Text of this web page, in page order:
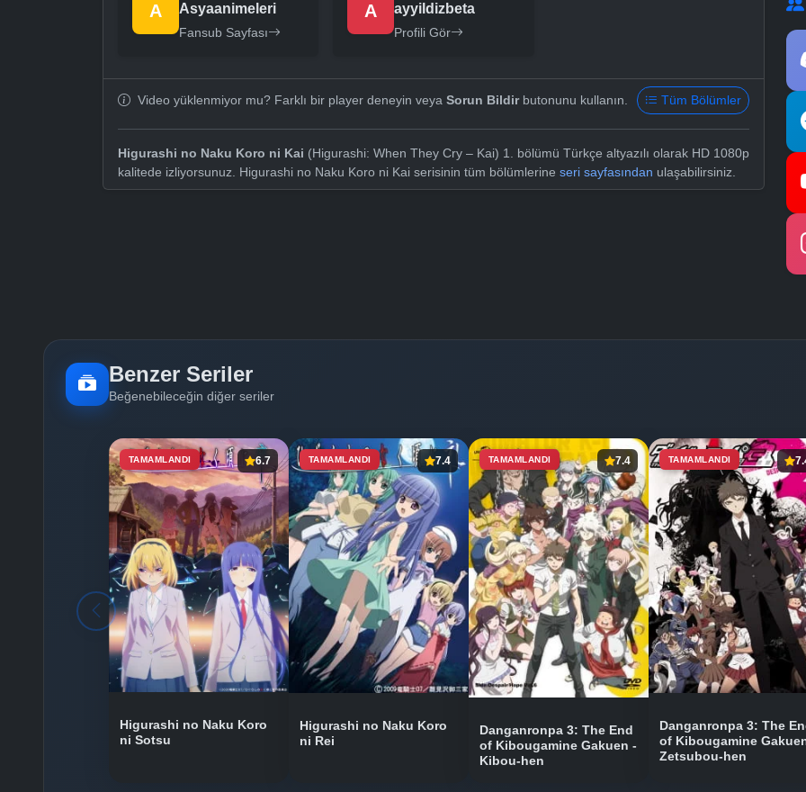
A Asyaanimeleri
Fansub Sayfası
A ayyildizbeta
Profili Gör
Video yüklenmiyor mu? Farklı bir player deneyin veya Sorun Bildirbutonunu kullanın. Tüm Bölümler
Higurashi no Naku Koro ni Kai (Higurashi: When They Cry – Kai) 1. bölümü Türkçe altyazılı olarak HD 1080p
kalitede izliyorsunuz. Higurashi no Naku Koro ni Kai serisinin tüm bölümlerine seri sayfasından ulaşabilirsiniz.
Benzer Seriler
Beğenebileceğin diğer seriler
TAMAMLANDI 6.7
Higurashi no Naku Koro
ni Sotsu
TAMAMLANDI 7.4
Higurashi no Naku Koro
ni Rei
TAMAMLANDI 7.4
Danganronpa 3: The End
of Kibougamine Gakuen -
Kibou-hen
TAMAMLANDI
Danganronpa 3: The
of Kibougamine
Zetsubou-hen